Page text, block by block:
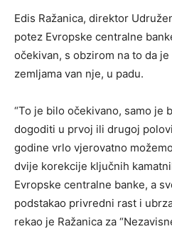
Edis Ražanica, direktor
potez Evropske centralne
očekivan, s obzirom na to da
zemljama van nje, u padu.
“To je bilo očekivano, samo je
dogoditi u prvoj ili drugoj
godine vrlo vjerovatno
dvije korekcije ključnih
Evropske centralne banke, a
podstakao privredni rast i
rekao je Ražanica za